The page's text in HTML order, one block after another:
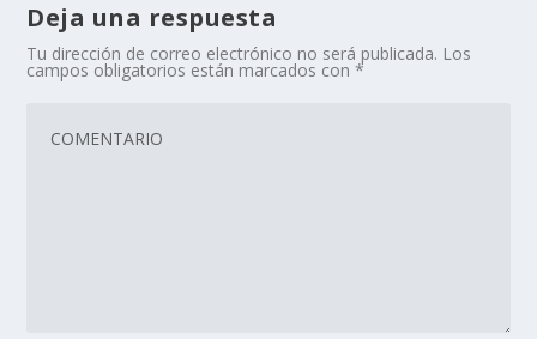
Deja una respuesta
Tu dirección de correo electrónico no será publicada. Los
campos obligatorios están marcados con*